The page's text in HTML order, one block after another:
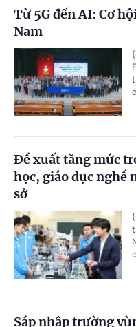
Từ 5G đến AI: Cơ
Nam
Đề xuất tăng mức
học, giáo dục nghề
sở
Sáp nhập trường